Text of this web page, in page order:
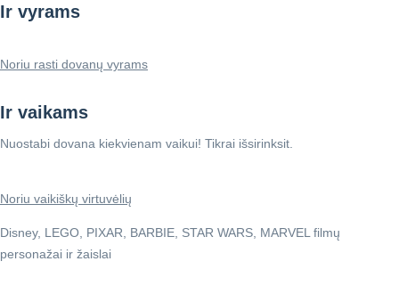
Ir vyrams
Noriu rasti dovanų vyrams
Ir vaikams
Nuostabi dovana kiekvienam vaikui! Tikrai išsirinksit.
Noriu vaikiškų virtuvėlių
Disney, LEGO, PIXAR, BARBIE, STAR WARS, MARVEL filmų
personažai ir žaislai